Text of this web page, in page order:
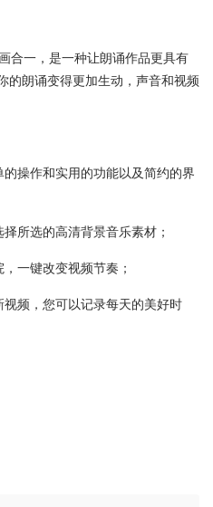
合一，是一种让朗诵作品更具有
的朗诵变得更加生动，声音和视频
操作和实用的功能以及简约的界
所选的高清背景音乐素材；
一键改变视频节奏；
频，您可以记录每天的美好时